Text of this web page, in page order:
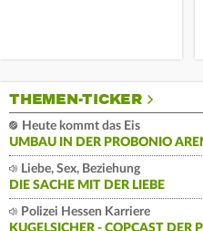
THEMEN-TICKER
Heute kommt das Eis
UMBAU IN DER PROBONIO
Liebe, Sex, Beziehung
DIE SACHE MIT DER LIEBE
Polizei Hessen Karriere
KUGELSICHER - COPCAST DER